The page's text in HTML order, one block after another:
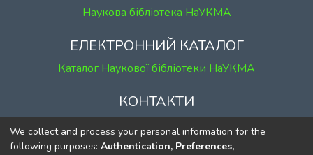
Наукова бібліотека НаУКМА
ЕЛЕКТРОННИЙ КАТАЛОГ
Каталог Наукової бібліотеки НаУКМА
КОНТАКТИ
м. Київ, вул. Григорія Сковороди, 2
к. 1, к. 120
We collect and process your personal information for the
following purposes: Authentication, Preferences,